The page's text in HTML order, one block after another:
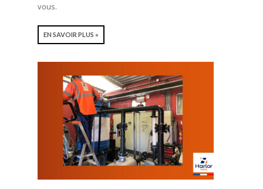
vous.
EN SAVOIR PLUS »